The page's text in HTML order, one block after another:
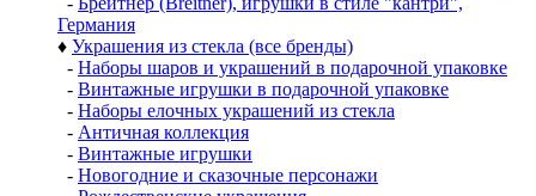
Германия
♦ Украшения из стекла (все бренды)
- Наборы шаров и украшений в подарочной упаковке
- Винтажные игрушки в подарочной упаковке
- Наборы елочных украшений из стекла
- Античная коллекция
- Винтажные игрушки
- Новогодние и сказочные персонажи